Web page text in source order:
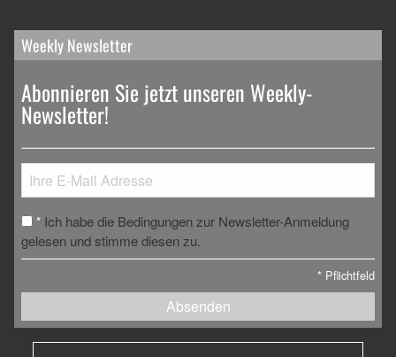
Weekly Newsletter
Abonnieren Sie jetzt unseren Weekly-
Newsletter!
* Ich habe die Bedingungen zur Newsletter-Anmeldung
gelesen und stimme diesen zu.
* Pflichtfeld
Absenden